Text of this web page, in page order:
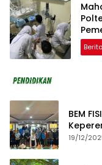
Berita
BEM
dan
19/12/